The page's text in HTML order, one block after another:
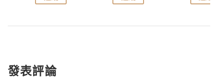
發表評論